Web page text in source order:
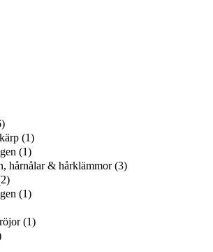
(1)
(1)
hårnålar & hårklämmor (3)
(1)
(1)